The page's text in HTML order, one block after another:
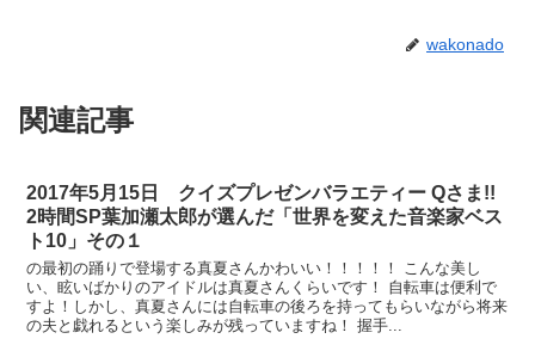
wakonado
関連記事
2017年5月15日 クイズプレゼンバラエティー Qさま!!
2時間SP葉加瀬太郎が選んだ「世界を変えた音楽家ベス
ト10」その１
の最初の踊りで登場する真夏さんかわいい！！！！！ こんな美し
い、眩いばかりのアイドルは真夏さんくらいです！ 自転車は便利で
すよ！しかし、真夏さんには自転車の後ろを持ってもらいながら将来
の夫と戯れるという楽しみが残っていますね！ 握手...